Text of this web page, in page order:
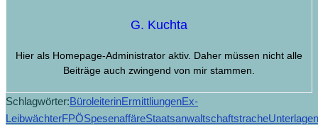
G. Kuchta
Hier als Homepage-Administrator aktiv. Daher müssen nicht alle
Beiträge auch zwingend von mir stammen.
Schlagwörter:BüroleiterinErmittliungenEx-
LeibwächterFPÖSpesenaffäreStaatsanwaltschaftstracheUnterlagen